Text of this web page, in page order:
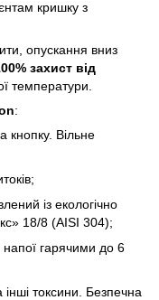
кришку з
опускання вниз
захист від
температури.
:
кнопку. Вільне
із екологічно
18/8 (AISI 304);
напої гарячими до 6
токсини. Безпечна